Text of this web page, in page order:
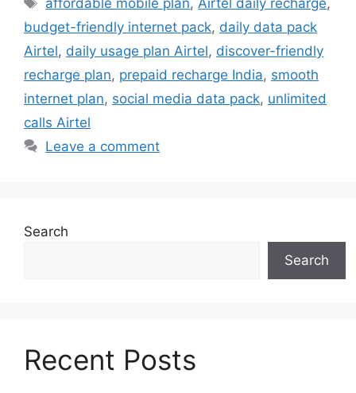
affordable mobile plan,Airtel daily recharge,
budget-friendly internet pack, daily data pack
Airtel, daily usage plan Airtel, discover-friendly
recharge plan, prepaid recharge India, smooth
internet plan, social media data pack, unlimited
calls Airtel
Leave a comment
Search
Search
Recent Posts